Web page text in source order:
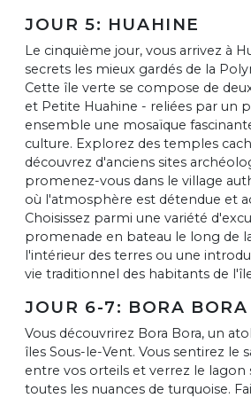
JOUR 5: HUAHINE
Le cinquième jour, vous arrivez à
secrets les mieux gardés de la
Cette île verte se compose de
et Petite Huahine - reliées par un
ensemble une mosaïque
culture. Explorez des temples
découvrez d'anciens sites
promenez-vous dans le village
où l'atmosphère est détendue et
Choisissez parmi une variété
promenade en bateau le long de
l'intérieur des terres ou une
vie traditionnel des habitants de
JOUR 6-7: BORA BORA
Vous découvrirez Bora Bora, un
îles Sous-le-Vent. Vous sentirez le
entre vos orteils et verrez le lagon
toutes les nuances de turquoise.